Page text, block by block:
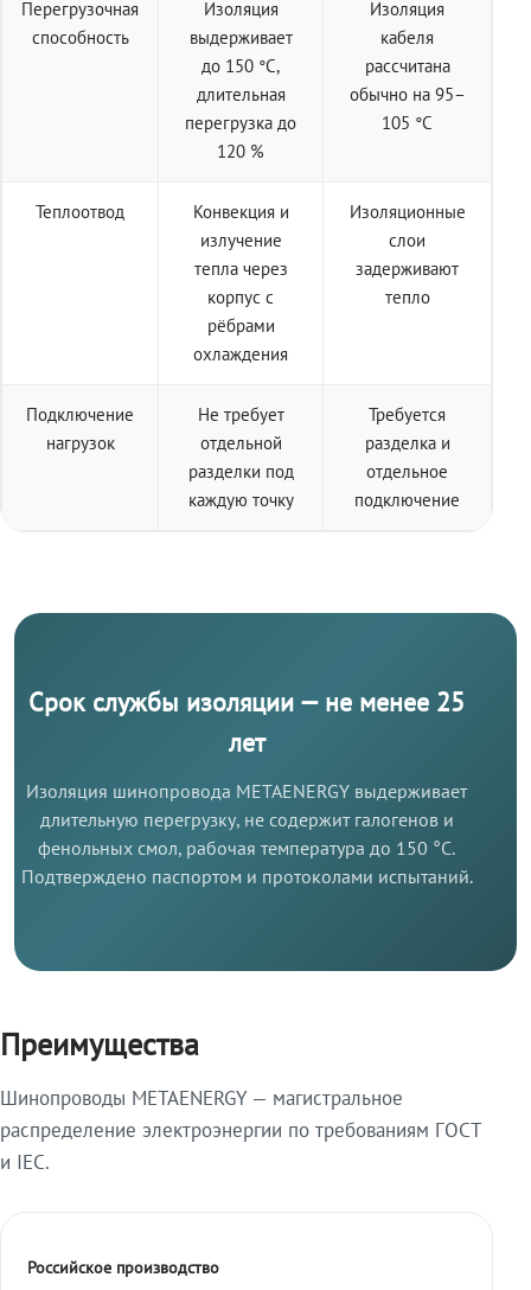
Перегрузочная
способность
Изоляция
выдерживает
до 150 °C,
длительная
перегрузка до
120 %
Изоляция
кабеля
рассчитана
обычно на 95–
105 °C
Теплоотвод
Конвекция и
излучение
тепла через
корпус с
рёбрами
охлаждения
Изоляционные
слои
задерживают
тепло
Подключение
нагрузок
Не требует
отдельной
разделки под
каждую точку
Требуется
разделка и
отдельное
подключение
Срок службы изоляции — не менее 25
лет
Изоляция шинопровода METAENERGY выдерживает
длительную перегрузку, не содержит галогенов и
фенольных смол, рабочая температура до 150 °C.
Подтверждено паспортом и протоколами испытаний.
Преимущества
Шинопроводы METAENERGY — магистральное
распределение электроэнергии по требованиям ГОСТ
и IEC.
Российское производство